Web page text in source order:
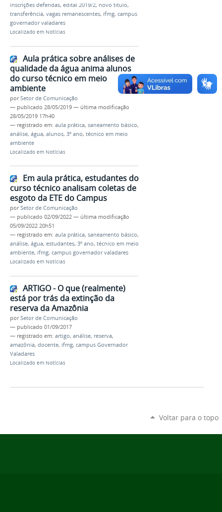
inscrições deferidas, edital 2019/2, novo título,
transferência, vagas remanescentes, ifmg, campus
governador valadares
Localizado em Notícias
Aula prática sobre análises de
qualidade da água anima alunos
do curso técnico em meio
ambiente
porSetor de Comunicação
— publicado 28/05/2019 — última modificação
28/05/2019 17h40
— registrado em: aula prática, saneamento básico,
análise, água, alunos, 3º ano, técnico em meio
ambiente
Localizado em Notícias
Em aula prática, estudantes do
curso técnico analisam coletas de
esgoto da ETE do Campus
porSetor de Comunicação
— publicado 02/09/2022 — última modificação
05/09/2022 20h51
— registrado em: aula prática, saneamento básico,
análise, água, estudantes, 3º ano, técnico em meio
ambiente, ifmg, campus governador valadares
Localizado em Notícias
ARTIGO - O que (realmente)
está por trás da extinção da
reserva da Amazônia
porSetor de Comunicação
— publicado 01/09/2017
— registrado em: artigo, análise, reserva,
amazônia, docente, ifmg, campus Governador
Valadares
Localizado em Notícias
Voltar para o topo